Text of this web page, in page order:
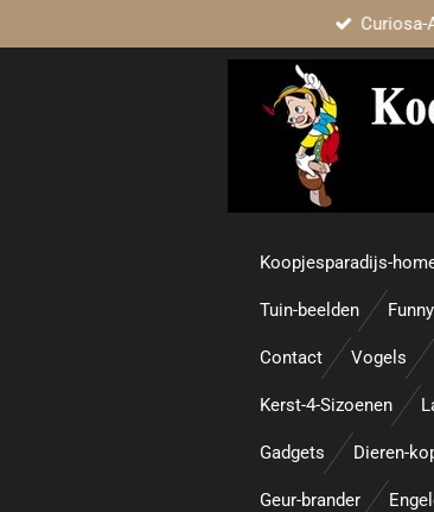
Curiosa-
Koopjesparadijs-
Tuin-beelden
Contact Vogels
Kerst-4-Sizoenen
Gadgets Dieren-
Geur-brander